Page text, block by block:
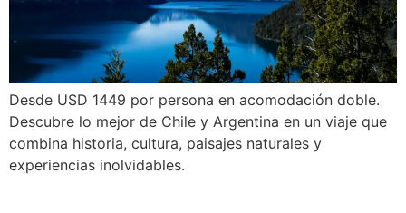
Desde USD 1449 por persona en acomodación doble.
Descubre lo mejor de Chile y Argentina en un viaje que
combina historia, cultura, paisajes naturales y
experiencias inolvidables.